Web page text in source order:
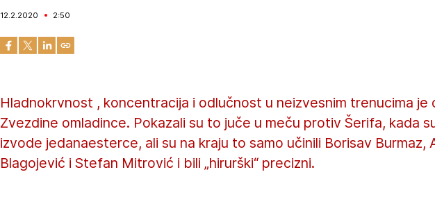
12.2.2020 2:50
Hladnokrvnost , koncentracija i odlučnost u neizvesnim trenucima je
Zvezdine omladince. Pokazali su to juče u meču protiv Šerifa, kada
izvode jedanaesterce, ali su na kraju to samo učinili Borisav Burmaz,
Blagojević i Stefan Mitrović i bili „hirurški“ precizni.